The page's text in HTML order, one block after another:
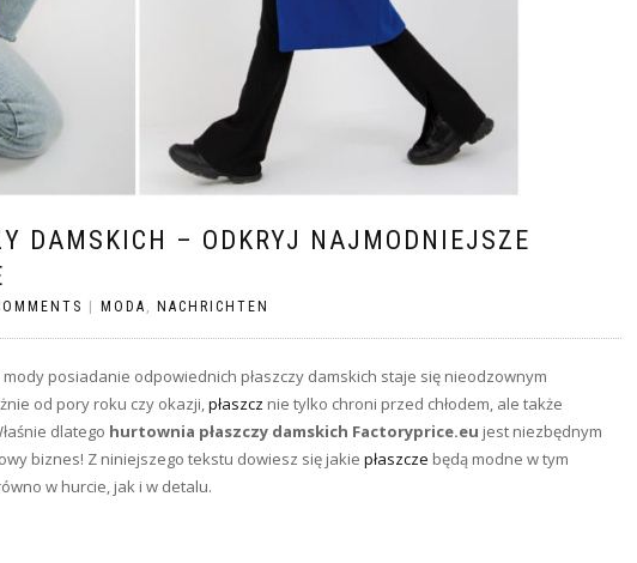
DAMSKICH – ODKRYJ NAJMODNIEJSZE
MODA , NACHRICHTEN
posiadanie odpowiednich płaszczy damskich staje się nieodzownym
od pory roku czy okazji,płaszcz nie tylko chroni przed chłodem, ale także
dlatego hurtownia płaszczy damskich Factoryprice.eu jest niezbędnym
biznes! Z niniejszego tekstu dowiesz się jakie płaszcze będą modne w tym
w hurcie, jak i w detalu.